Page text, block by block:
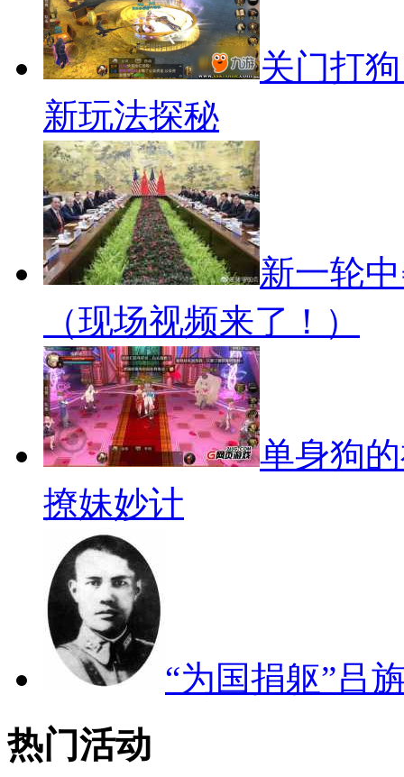
关门打
新玩法探秘
新一轮
（现场视频来了！）
单身狗
撩妹妙计
“为国捐躯”吕
热门活动